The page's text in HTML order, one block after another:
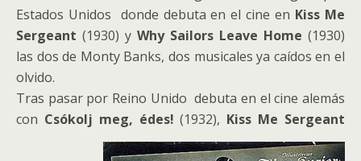
Estados Unidos donde debuta en el cine en Kiss Me
Sergeant (1930) y Why Sailors Leave Home (1930)
las dos de Monty Banks, dos musicales ya caídos en el
olvido.
Tras pasar por Reino Unido debuta en el cine alemás
con Csókolj meg, édes! (1932), Kiss Me Sergeant